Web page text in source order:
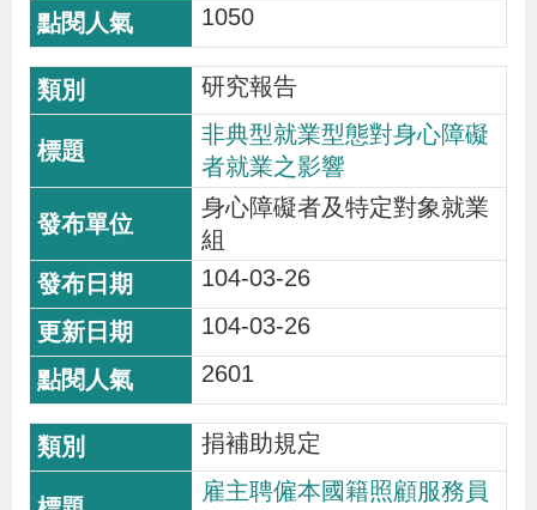
結
網
站
導
覽
民
意
信
箱
文
字
客
服
統
計
資
訊
E
n
g
i
h
回
首
頁
R
S
S
私
1050
研究報告
非典型就業型態對身心障礙
者就業之影響
身心障礙者及特定對象就業
組
104-03-26
104-03-26
2601
捐補助規定
雇主聘僱本國籍照顧服務員